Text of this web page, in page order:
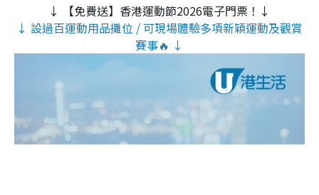
↓ 【免費送】香港運動節2026電子門票！↓
↓ 設過百運動用品攤位 / 可現場體驗多項新穎運動及觀賞
賽事🔥 ↓